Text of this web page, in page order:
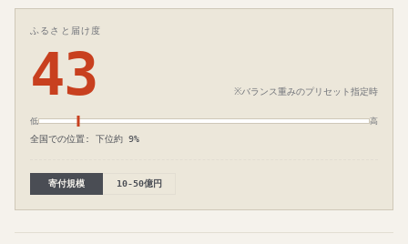
ふるさと届け度
43 ※バランス重みのプリセット指定時
低 高
全国での位置: 下位約 9%
寄付規模 10-50億円